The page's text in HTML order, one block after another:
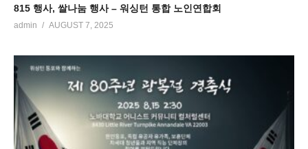
815 행사, 쌀나눔 행사 – 워싱턴 통합 노인연합회
admin AUGUST 7, 2025